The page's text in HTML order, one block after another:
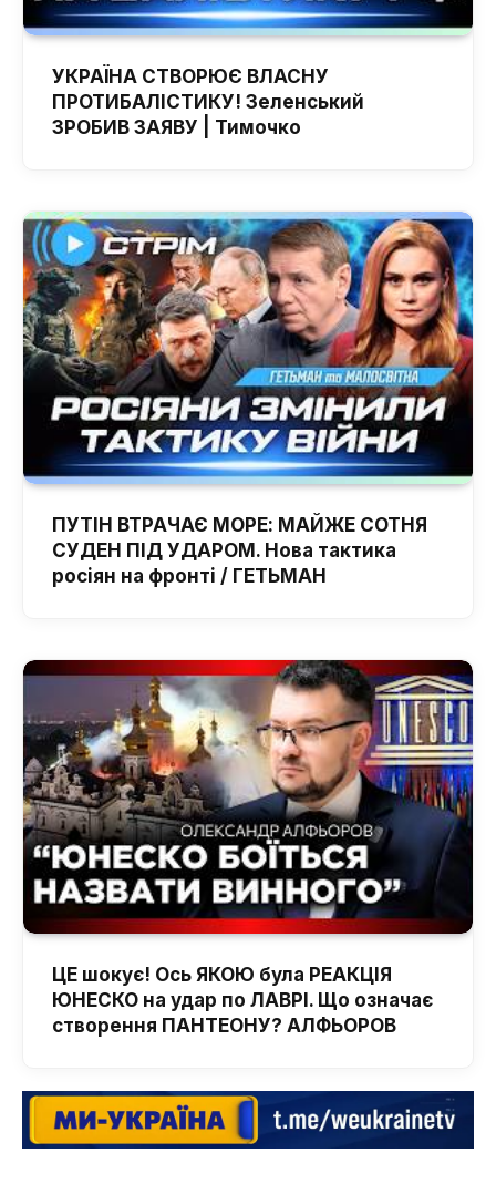
УКРАЇНА СТВОРЮЄ ВЛАСНУ
ПРОТИБАЛІСТИКУ! Зеленський
ЗРОБИВ ЗАЯВУ | Тимочко
ПУТІН ВТРАЧАЄ МОРЕ: МАЙЖЕ СОТНЯ
СУДЕН ПІД УДАРОМ. Нова тактика
росіян на фронті / ГЕТЬМАН
ЦЕ шокує! Ось ЯКОЮ була РЕАКЦІЯ
ЮНЕСКО на удар по ЛАВРІ. Що означає
створення ПАНТЕОНУ? АЛФЬОРОВ